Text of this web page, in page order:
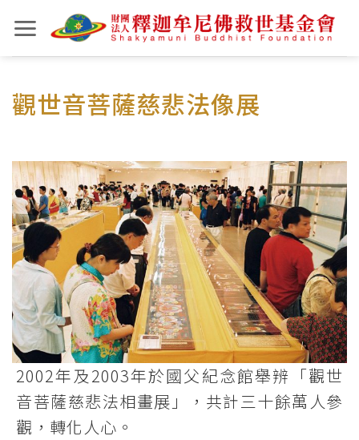
to
content
觀世音菩薩慈悲法像展
2002年及2003年於國父紀念館舉辨「觀世
音菩薩慈悲法相畫展」，共計三十餘萬人參
觀，轉化人心。